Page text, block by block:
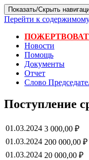
Показать/Скрыть
Перейти к
Новости
Помощь
Документы
Отчет
Слово
Поступление
01.03.2024 3 000,00 ₽
01.03.2024 200 000,00 ₽
01.03.2024 20 000,00 ₽